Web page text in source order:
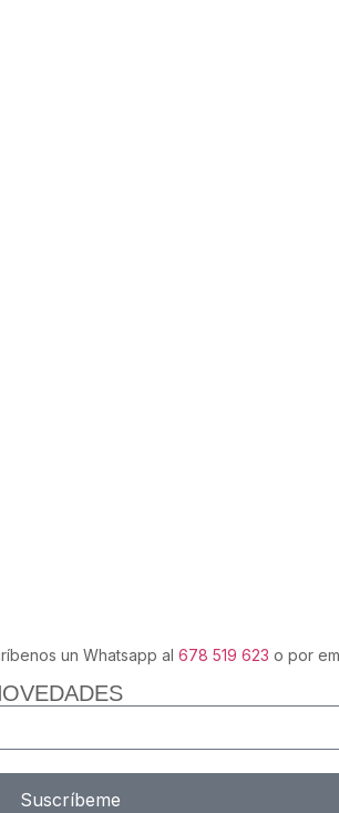
un Whatsapp al 678 519 623 o por
Suscríbeme